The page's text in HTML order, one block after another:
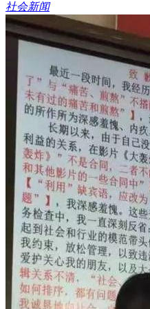
社会新闻